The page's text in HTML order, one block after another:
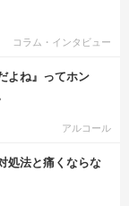
コラム・インタビュー
よね』ってホン
アルコール
処法と痛くならな